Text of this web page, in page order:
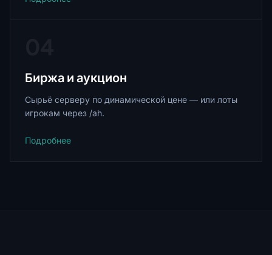
Биржа и аукцион
Сырьё серверу по динамической цене — или лоты
игрокам через /ah.
Подробнее